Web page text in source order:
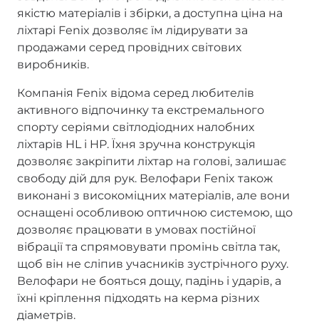
якістю матеріалів і збірки, а доступна ціна на
ліхтарі Fenix дозволяє їм лідирувати за
продажами серед провідних світових
виробників.
Компанія Fenix відома серед любителів
активного відпочинку та екстремального
спорту серіями світлодіодних налобних
ліхтарів HL і HP. Їхня зручна конструкція
дозволяє закріпити ліхтар на голові, залишає
свободу дій для рук. Велофари Fenix також
виконані з високоміцних матеріалів, але вони
оснащені особливою оптичною системою, що
дозволяє працювати в умовах постійної
вібрації та спрямовувати промінь світла так,
щоб він не сліпив учасників зустрічного руху.
Велофари не бояться дощу, падінь і ударів, а
їхні кріплення підходять на керма різних
діаметрів.